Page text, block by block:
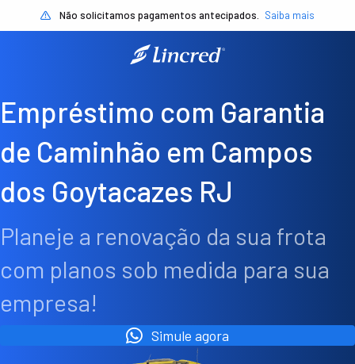
Não solicitamos pagamentos antecipados. Saiba mais
Empréstimo com Garantia
de Caminhão em Campos
dos Goytacazes RJ
Planeje a renovação da sua frota
com planos sob medida para sua
empresa!
Simule agora